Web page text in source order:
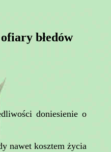
błedów
doniesienie o
nawet kosztem życia